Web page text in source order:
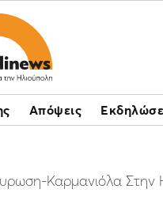
Απόψεις
Καρμανιόλα Στην